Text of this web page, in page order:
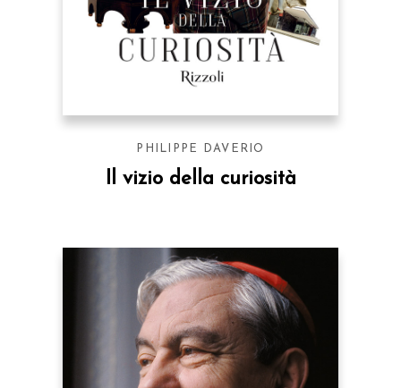
PHILIPPE DAVERIO
Il vizio della curiosità